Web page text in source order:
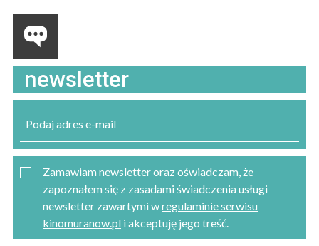
newsletter
Zamawiam newsletter oraz oświadczam, że
zapoznałem się z zasadami świadczenia usługi
newsletter zawartymi wregulaminie serwisu
kinomuranow.pl i akceptuję jego treść.